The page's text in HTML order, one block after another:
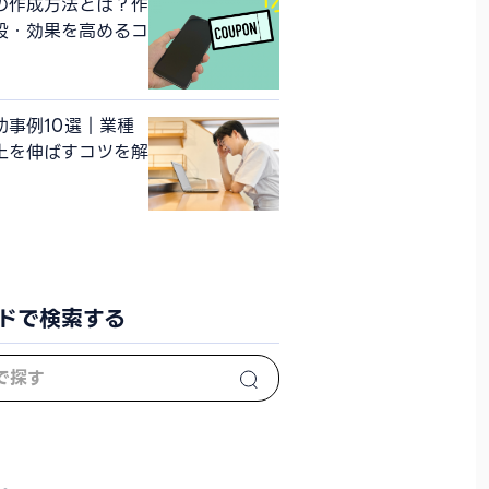
・効果を高めるコ
事例10選｜業種
を伸ばすコツを解
で検索する